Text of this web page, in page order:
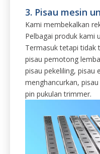
3. Pisau mesin
Kami membekalkan
Pelbagai produk kami
Termasuk tetapi tidak
pisau pemotong
pisau pekeliling, pisau
menghancurkan,
pin pukulan trimmer.